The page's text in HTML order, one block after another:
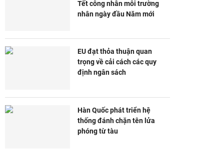
Tết công nhân môi trường
nhân ngày đầu Năm mới
EU đạt thỏa thuận quan
trọng về cải cách các quy
định ngân sách
Hàn Quốc phát triển hệ
thống đánh chặn tên lửa
phóng từ tàu